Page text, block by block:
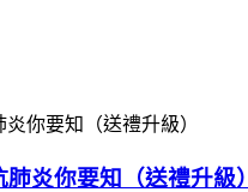
炎你要知（送禮升級）